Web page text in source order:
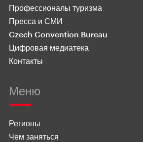
Профессионалы туризма
Пресса и СМИ
Czech Convention Bureau
Цифровая медиатека
Контакты
Меню
Регионы
Чем заняться